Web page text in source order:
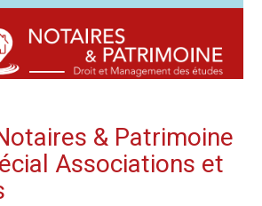
& Patrimoine
Associations et